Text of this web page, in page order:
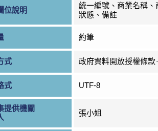
位說明
統一編號、商業名稱、
狀態、備註
約筆
式 政府資料開放授權條款
式 UTF-8
提供機關
張小姐